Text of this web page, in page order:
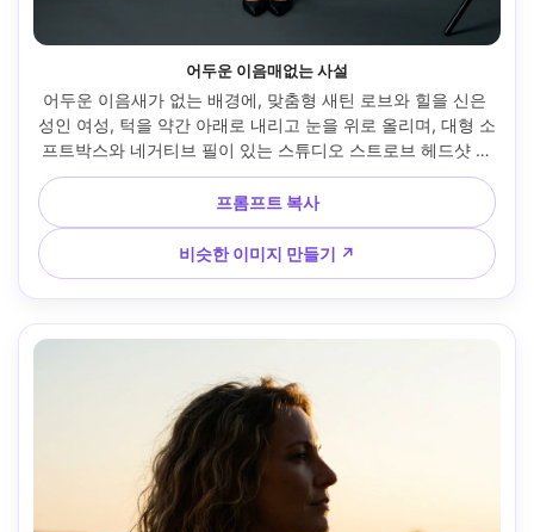
어두운 이음매없는 사설
어두운 이음새가 없는 배경에, 맞춤형 새틴 로브와 힐을 신은
성인 여성, 턱을 약간 아래로 내리고 눈을 위로 올리며, 대형 소
프트박스와 네거티브 필이 있는 스튜디오 스트로브 헤드샷 스
타일, 프로포토 룩, 니콘 Z9, 105mm f/2, 타이트한 인물 프레
임, 광택 있는 편집 분위기, 사실적인 피부 질감, 날카로운 디테
일, 고해상도 --ar 4:5
프롬프트 복사
비슷한 이미지 만들기 ↗